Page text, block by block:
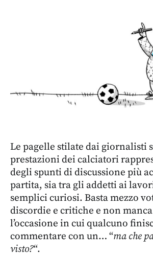
Le pagelle stilate dai giornalisti
prestazioni dei calciatori
degli spunti di discussione più
partita, sia tra gli addetti ai
semplici curiosi. Basta mezzo
discordie e critiche e non
l’occasione in cui qualcuno
commentare con un… “ma che
visto?“.